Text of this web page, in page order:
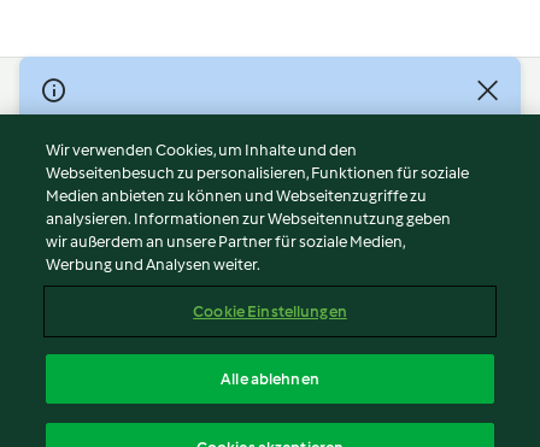
© Copyright 2026
Nutzungsbedingungen
Datenschutzrichtlinien
Disclaimer
Impressum
Cookies
Abo kündigen
Erklärung zur Barrierefreiheit
Wir verwenden Cookies, um Inhalte und den
Webseitenbesuch zu personalisieren, Funktionen für soziale
Medien anbieten zu können und Webseitenzugriffe zu
analysieren. Informationen zur Webseitennutzung geben
wir außerdem an unsere Partner für soziale Medien,
Werbung und Analysen weiter.
Cookie Einstellungen
Alle ablehnen